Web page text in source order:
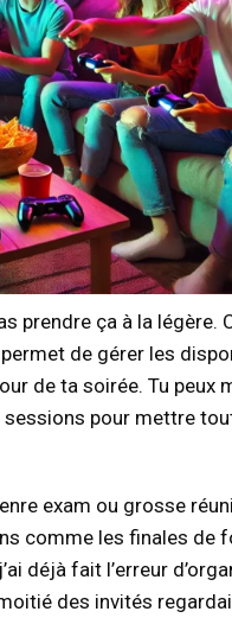
prendre ça à la légère.
de gérer les
de ta soirée. Tu peux
pour mettre
exam ou grosse
comme les finales de
déjà fait l’erreur
des invités